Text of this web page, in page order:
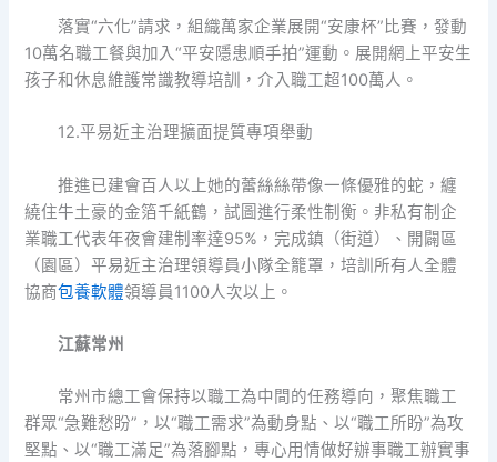
落實“六化”請求，組織萬家企業展開“安康杯”比賽，發動
10萬名職工餐與加入“平安隱患順手拍”運動。展開網上平安生
孩子和休息維護常識教導培訓，介入職工超100萬人。
12.平易近主治理擴面提質專項舉動
推進已建會百人以上她的蕾絲絲帶像一條優雅的蛇，纏
繞住牛土豪的金箔千紙鶴，試圖進行柔性制衡。非私有制企
業職工代表年夜會建制率達95%，完成鎮（街道）、開闢區
（園區）平易近主治理領導員小隊全籠罩，培訓所有人全體
協商包養軟體領導員1100人次以上。
江蘇常州
常州市總工會保持以職工為中間的任務導向，聚焦職工
群眾“急難愁盼”，以“職工需求”為動身點、以“職工所盼”為攻
堅點、以“職工滿足”為落腳點，專心用情做好辦事職工辦實事